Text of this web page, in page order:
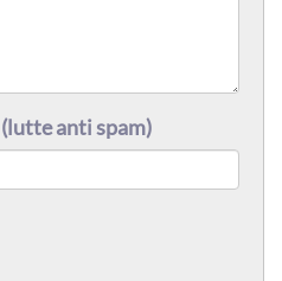
(lutte anti spam)